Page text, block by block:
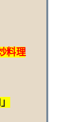
料理